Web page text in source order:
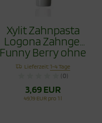
Xylit Zahnpasta
Logona Zahngel
Funny Berry ohne
Fluorid 75ml
Lieferzeit:1-4 Tage
(0)
3,69 EUR
49,19 EUR pro 1 l